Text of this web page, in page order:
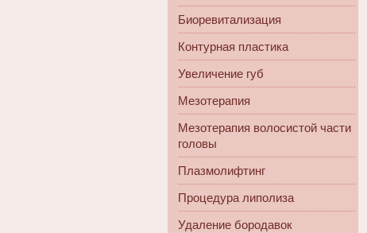
Биоревитализация
Контурная пластика
Увеличение губ
Мезотерапия
Мезотерапия волосистой части
головы
Плазмолифтинг
Процедура липолиза
Удаление бородавок